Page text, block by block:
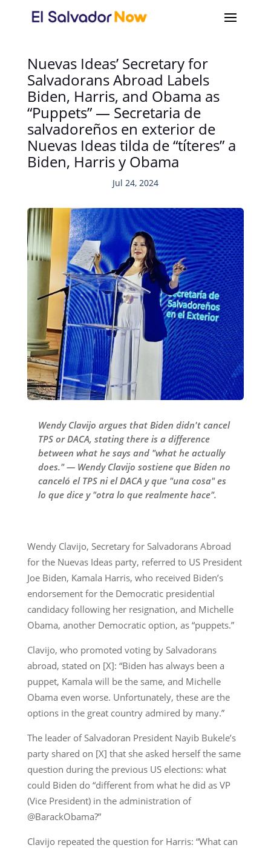
Nuevas Ideas’ Secretary for
Salvadorans Abroad Labels
Biden, Harris, and Obama as
“Puppets” — Secretaria de
salvadoreños en exterior de
Nuevas Ideas tilda de “títeres” a
Biden, Harris y Obama
Jul 24, 2024
Wendy Clavijo argues that Biden didn't cancel
TPS or DACA, stating there is a difference
between what he says and "what he actually
does." — Wendy Clavijo sostiene que Biden no
canceló el TPS ni el DACA y que "una cosa" es
lo que dice y "otra lo que realmente hace".
Wendy Clavijo, Secretary for Salvadorans Abroad
for the Nuevas Ideas party, referred to US President
Joe Biden, Kamala Harris, who received Biden’s
endorsement for the Democratic presidential
candidacy following her resignation, and Michelle
Obama, another Democratic option, as “puppets.”
Clavijo, who promoted voting by Salvadorans
abroad, stated on [X]: “Biden has always been a
puppet, Kamala will be the same, and Michelle
Obama even worse. Unfortunately, these are the
options in the great country admired by many.”
The leader of Salvadoran President Nayib Bukele’s
party shared on [X] that she asked herself the same
question during the previous US elections: what
could Biden do “different from what he did as VP
(Vice President) in the administration of
@BarackObama?”
Clavijo repeated the question for Harris: “What can